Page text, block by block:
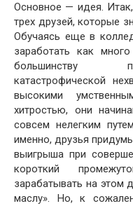
Основное — идея.
трех друзей, которые
Обучаясь еще в
заработать как
большинству
катастрофической
высокими
хитростью, они
совсем нелегким
именно, друзья
выигрыша при
короткий
зарабатывать на этом
маслу». Но, к